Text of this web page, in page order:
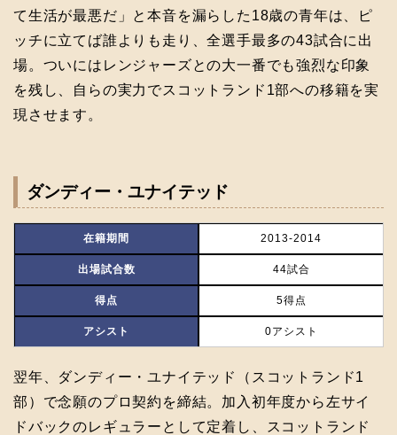
て生活が最悪だ」と本音を漏らした18歳の青年は、ピ
ッチに立てば誰よりも走り、全選手最多の43試合に出
場。ついにはレンジャーズとの大一番でも強烈な印象
を残し、自らの実力でスコットランド1部への移籍を実
現させます。
ダンディー・ユナイテッド
在籍期間 2013-2014
出場試合数 44試合
得点 5得点
アシスト 0アシスト
翌年、ダンディー・ユナイテッド（スコットランド1
部）で念願のプロ契約を締結。加入初年度から左サイ
ドバックのレギュラーとして定着し、スコットランド